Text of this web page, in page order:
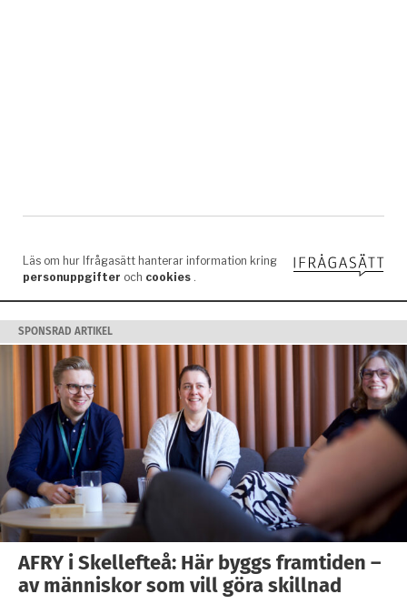
SPONSRAD ARTIKEL
AFRY i Skellefteå: Här byggs framtiden –
av människor som vill göra skillnad